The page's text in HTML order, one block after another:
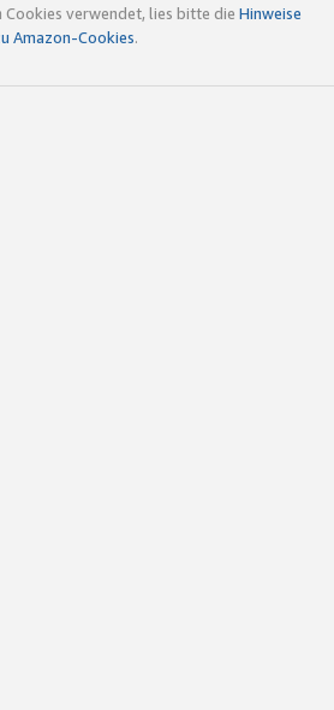
Cookies verwendet, lies bitte die Hinweise
Amazon-Cookies.